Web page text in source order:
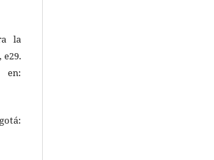
la
e29.